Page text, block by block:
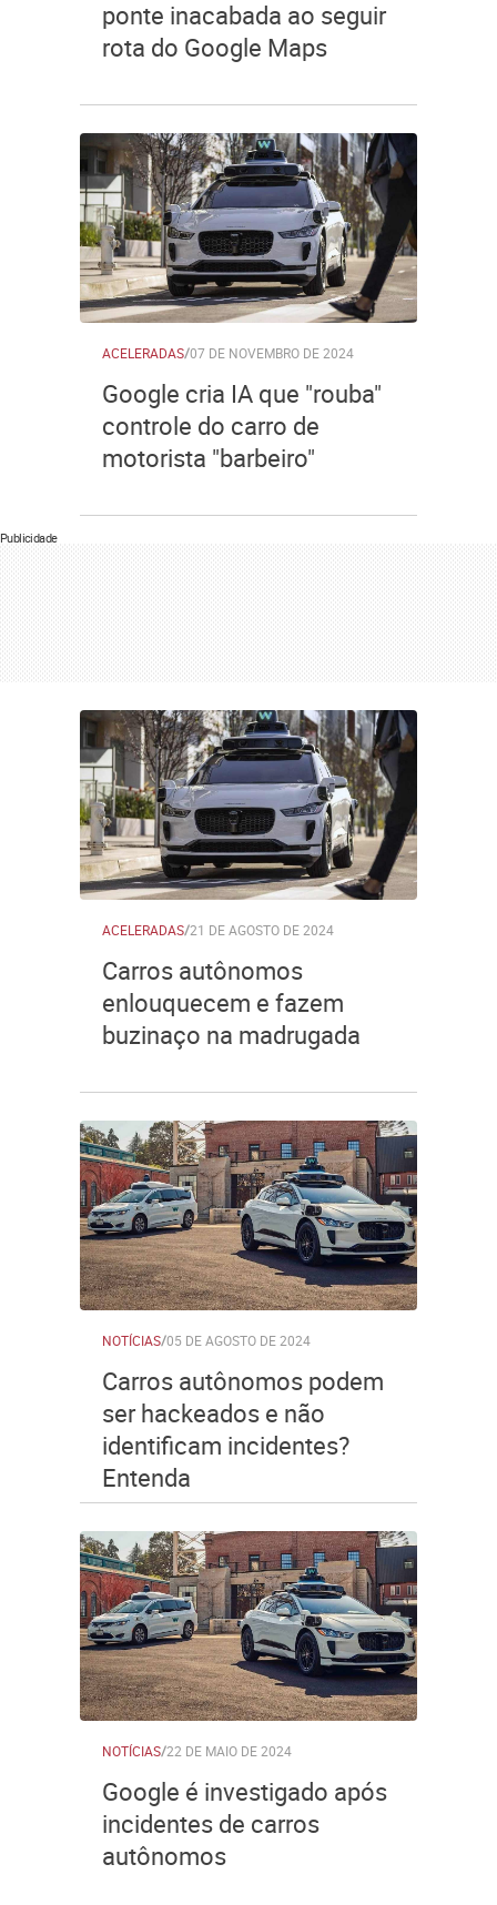
ponte inacabada ao seguir
rota do Google Maps
ACELERADAS/07 DE NOVEMBRO DE 2024
Google cria IA que "rouba"
controle do carro de
motorista "barbeiro"
Publicidade
ACELERADAS/21 DE AGOSTO DE 2024
Carros autônomos
enlouquecem e fazem
buzinaço na madrugada
NOTÍCIAS/05 DE AGOSTO DE 2024
Carros autônomos podem
ser hackeados e não
identificam incidentes?
Entenda
NOTÍCIAS/22 DE MAIO DE 2024
Google é investigado após
incidentes de carros
autônomos